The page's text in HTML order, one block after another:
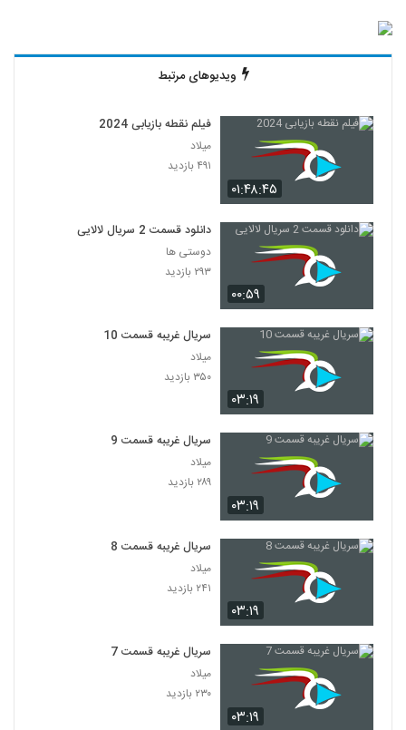
ویدیوهای مرتبط
۰۱:۴۸:۴۵
فیلم نقطه بازیابی 2024
میلاد
۴۹۱ بازدید
۰۰:۵۹
دانلود قسمت 2 سریال لالایی
دوستی ها
۲۹۳ بازدید
۰۳:۱۹
سریال غریبه قسمت 10
میلاد
۳۵۰ بازدید
۰۳:۱۹
سریال غریبه قسمت 9
میلاد
۲۸۹ بازدید
۰۳:۱۹
سریال غریبه قسمت 8
میلاد
۲۴۱ بازدید
۰۳:۱۹
سریال غریبه قسمت 7
میلاد
۲۳۰ بازدید